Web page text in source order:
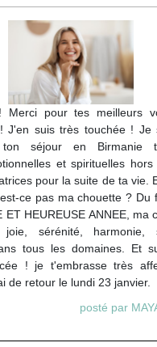
Merci pour tes meilleurs
J'en suis très touchée ! Je
séjour en Birmanie
et spirituelles
pour la suite de ta vie.
ce pas ma chouette ? Du
ET HEUREUSE ANNEE, ma
joie, sérénité,
tous les domaines. Et
! je t'embrasse très
de retour le lundi 23 janvier.
posté par